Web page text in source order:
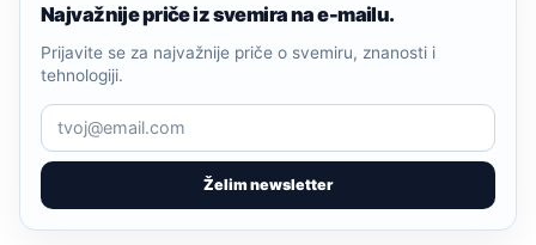
Najvažnije priče iz svemira na e-mailu.
Želim newsletter
Prijavite se za najvažnije priče o svemiru, znanosti i
tehnologiji.